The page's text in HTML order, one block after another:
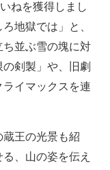
ねを獲得しまし
地獄では」と、
並ぶ雪の塊に対
剣製」や、旧劇
イマックスを連
王の光景も紹
、山の姿を伝え